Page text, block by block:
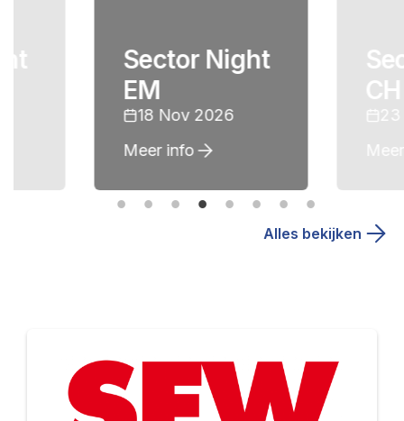
Sector Night
EM
18 Nov 2026
Meer info
CH
Alles bekijken